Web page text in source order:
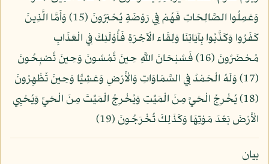
وَعَمِلُوا الصَّالِحَاتِ فَهُمْ فِي رَوْضَةٍ يُحْبَرُونَ (15) وَأَمَّا الَّذِينَ
كَفَرُوا وَكَذَّبُوا بِآيَاتِنَا وَلِقَاء الْآخِرَةِ فَأُوْلَئِكَ فِي الْعَذَابِ
مُحْضَرُونَ (16) فَسُبْحَانَ اللَّهِ حِينَ تُمْسُونَ وَحِينَ تُصْبِحُونَ
(17) وَلَهُ الْحَمْدُ فِي السَّمَاوَاتِ وَالْأَرْضِ وَعَشِيًّا وَحِينَ تُظْهِرُونَ
(18) يُخْرِجُ الْحَيَّ مِنَ الْمَيِّتِ وَيُخْرِجُ الْمَيِّتَ مِنَ الْحَيِّ وَيُحْيِي
الْأَرْضَ بَعْدَ مَوْتِهَا وَكَذَلِكَ تُخْرَجُونَ (19)
بيان